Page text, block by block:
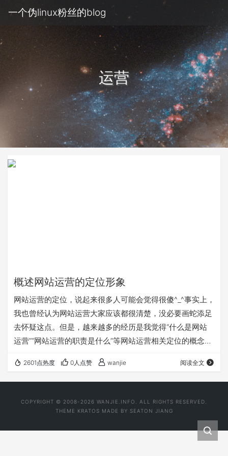
一个伪linux粉丝的blog
运营
概述网站运营的定位形象
网站运营的定位，说起来很多人可能会觉得很傻^_^事实上，
我也曾经认为网站运营大家应该都很清楚，没必要画蛇添足
去怀疑这点。但是，越来越多的经历是我觉得“什么是网站
运营”“网站运营的职责是什么”等网站运营相关定位的概念目
家分享，以期投石引玉激发更多网站运营专业人士的互动…
2601点热度 0人点赞 wanjie 阅读全文
COPYRIGHT © 2008-2026 WANJIE.INFO. ALL RIGHTS RESERVED.
THEME KRATOS MADE BY SEATON JIANG